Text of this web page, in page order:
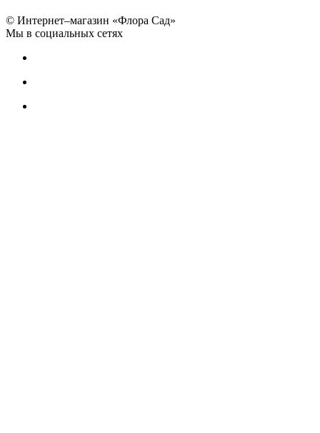
© Интернет–магазин «Флора Сад»
Мы в социальных сетях